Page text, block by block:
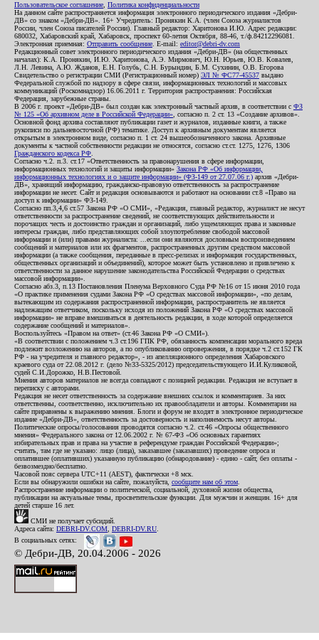
Пользовательское соглашение Политика конфиденциальности
На данном сайте распространяется информация электронного периодического издания «Дебри-
ДВ» со знаком «Дебри-ДВ». 16+ Учредитель: Пронякин К.А. (член Союза журналистов
России, член Союза писателей России). Главный редактор: Харитонова И.Ю. Адрес редакции:
680032, Хабаровский край, Хабаровск, проспект 60-летия Октября, 88-46, т./ф.84212296081.
Электронная приемная: Отправить сообщение . E-mail: editor@debri-dv.com
Редакционный совет электронного периодического издания «Дебри-ДВ» (на общественных
началах): К.А. Пронякин, И.Ю. Харитонова, А.Э. Мирмович, Ю.Н. Юрьев, Ю.В. Ковалев,
Л.Н. Левина, А.Ю. Жданов, Е.Н. Голубь, С.Н. Бурындин, Б.М. Сухинин, О.В. Егорова
Свидетельство о регистрации СМИ (Регистрационный номер) ЭЛ № ФС77-45537 выдано
Федеральной службой по надзору в сфере связи, информационных технологий и массовых
коммуникаций (Роскомнадзор) 16.06.2011 г. Территория распространения: Российская
Федерация, зарубежные страны.
В 2006 г. проект «Дебри-ДВ» был создан как электронный частный архив, в соответствии с ФЗ
№ 125 «Об архивном деле в Российской Федерации» , согласно п. 2 ст. 13 «Создание архивов».
Основной фонд архива составляют публикации газет и журналов, изданные книги, а также
рукописи по дальневосточной (РФ) тематике. Доступ к архивным документам является
открытым в электронном виде, согласно п. 1 ст. 24 вышеобозначенного закона. Архивные
документы к частной собственности редакции не относятся, согласно ст.ст. 1275, 1276, 1306
Гражданского кодекса РФ
Согласно ч.2. п.3. ст.17 «Ответственность за правонарушения в сфере информации,
информационных технологий и защиты информации» Закона РФ «Об информации,
информационных технологиях и о защите информации» (ФЗ-149 от 27.07.06 г.) архив «Дебри-
ДВ», хранящий информацию, гражданско-правовую ответственность за распространение
информации не несет. Сайт и редакция основываются и работают на основании ст.8 «Право на
доступ к информации» ФЗ-149.
Согласно пп.3,4,6 ст.57 Закона РФ «О СМИ», «Редакция, главный редактор, журналист не несут
ответственности за распространение сведений, не соответствующих действительности и
порочащих честь и достоинство граждан и организаций, либо ущемляющих права и законные
интересы граждан, либо представляющих собой злоупотребление свободой массовой
информации и (или) правами журналиста: ...если они являются дословным воспроизведением
сообщений и материалов или их фрагментов, распространенных другим средством массовой
информации (а также сообщения, переданные в пресс-релизах и информация государственных,
общественных организаций и объединений), которое может быть установлено и привлечено к
ответственности за данное нарушение законодательства Российской Федерации о средствах
массовой информации».
Согласно абз.3, п.13 Постановления Пленума Верховного Суда РФ №16 от 15 июня 2010 года
«О практике применения судами Закона РФ «О средствах массовой информации», «по делам,
вытекающим из содержания распространенной информации, распространитель не является
надлежащим ответчиком, поскольку исходя из положений Закона РФ «О средствах массовой
информации» не вправе вмешиваться в деятельность редакции, в ходе которой определяется
содержание сообщений и материалов».
Воспользуйтесь «Правом на ответ» (ст.46 Закона РФ «О СМИ»).
«В соответствии с положением ч.3 ст.196 ГПК РФ, обязанность компенсации морального вреда
подлежит возложению на авторов, а по опубликованию опровержения, в порядке ч.2 ст.152 ГК
РФ - на учредителя и главного редактор», - из апелляционного определения Хабаровского
краевого суда от 22.08.2012 г. (дело №33-5325/2012) председательствующего И.И.Куликовой,
судей С.И.Дорожко, Н.В.Пестовой.
Мнения авторов материалов не всегда совпадают с позицией редакции. Редакция не вступает в
переписку с авторами.
Редакция не несет ответственность за содержание внешних ссылок и комментариев. За них
ответственны, соответственно, исключительно их правообладатели и авторы. Комментарии на
сайте приравнены к выражению мнения. Блоги и форум не входят в электронное периодическое
издание «Дебри-ДВ», ответственность за достоверность и наполняемость несут авторы.
Политические опросы/голосования проводятся согласно ч.2. ст.46 «Опросы общественного
мнения» Федерального закона от 12.06.2002 г. № 67-ФЗ «Об основных гарантиях
избирательных прав и права на участие в референдуме граждан Российской Федерации»;
считать, там где не указано: лицо (лица), заказавшее (заказавших) проведение опроса и
оплатившее (оплативших) указанную публикацию (обнародование) - едино - сайт, без оплаты -
безвозмездно/бесплатно.
Часовой пояс сервера UTC+11 (AEST), фактически +8 мск.
Если вы обнаружили ошибки на сайте, пожалуйста, сообщите нам об этом
Распространение информации о политической, социальной, духовной жизни общества,
публикации на актуальные темы, просветительские функции. Для мужчин и женщин. 16+ для
детей старше 16 лет.
СМИ не получает субсидий.
Адреса сайта: DEBRI-DV.COM DEBRI-DV.RU
В социальных сетях:
© Дебри-ДВ, 20.04.2006 - 2026